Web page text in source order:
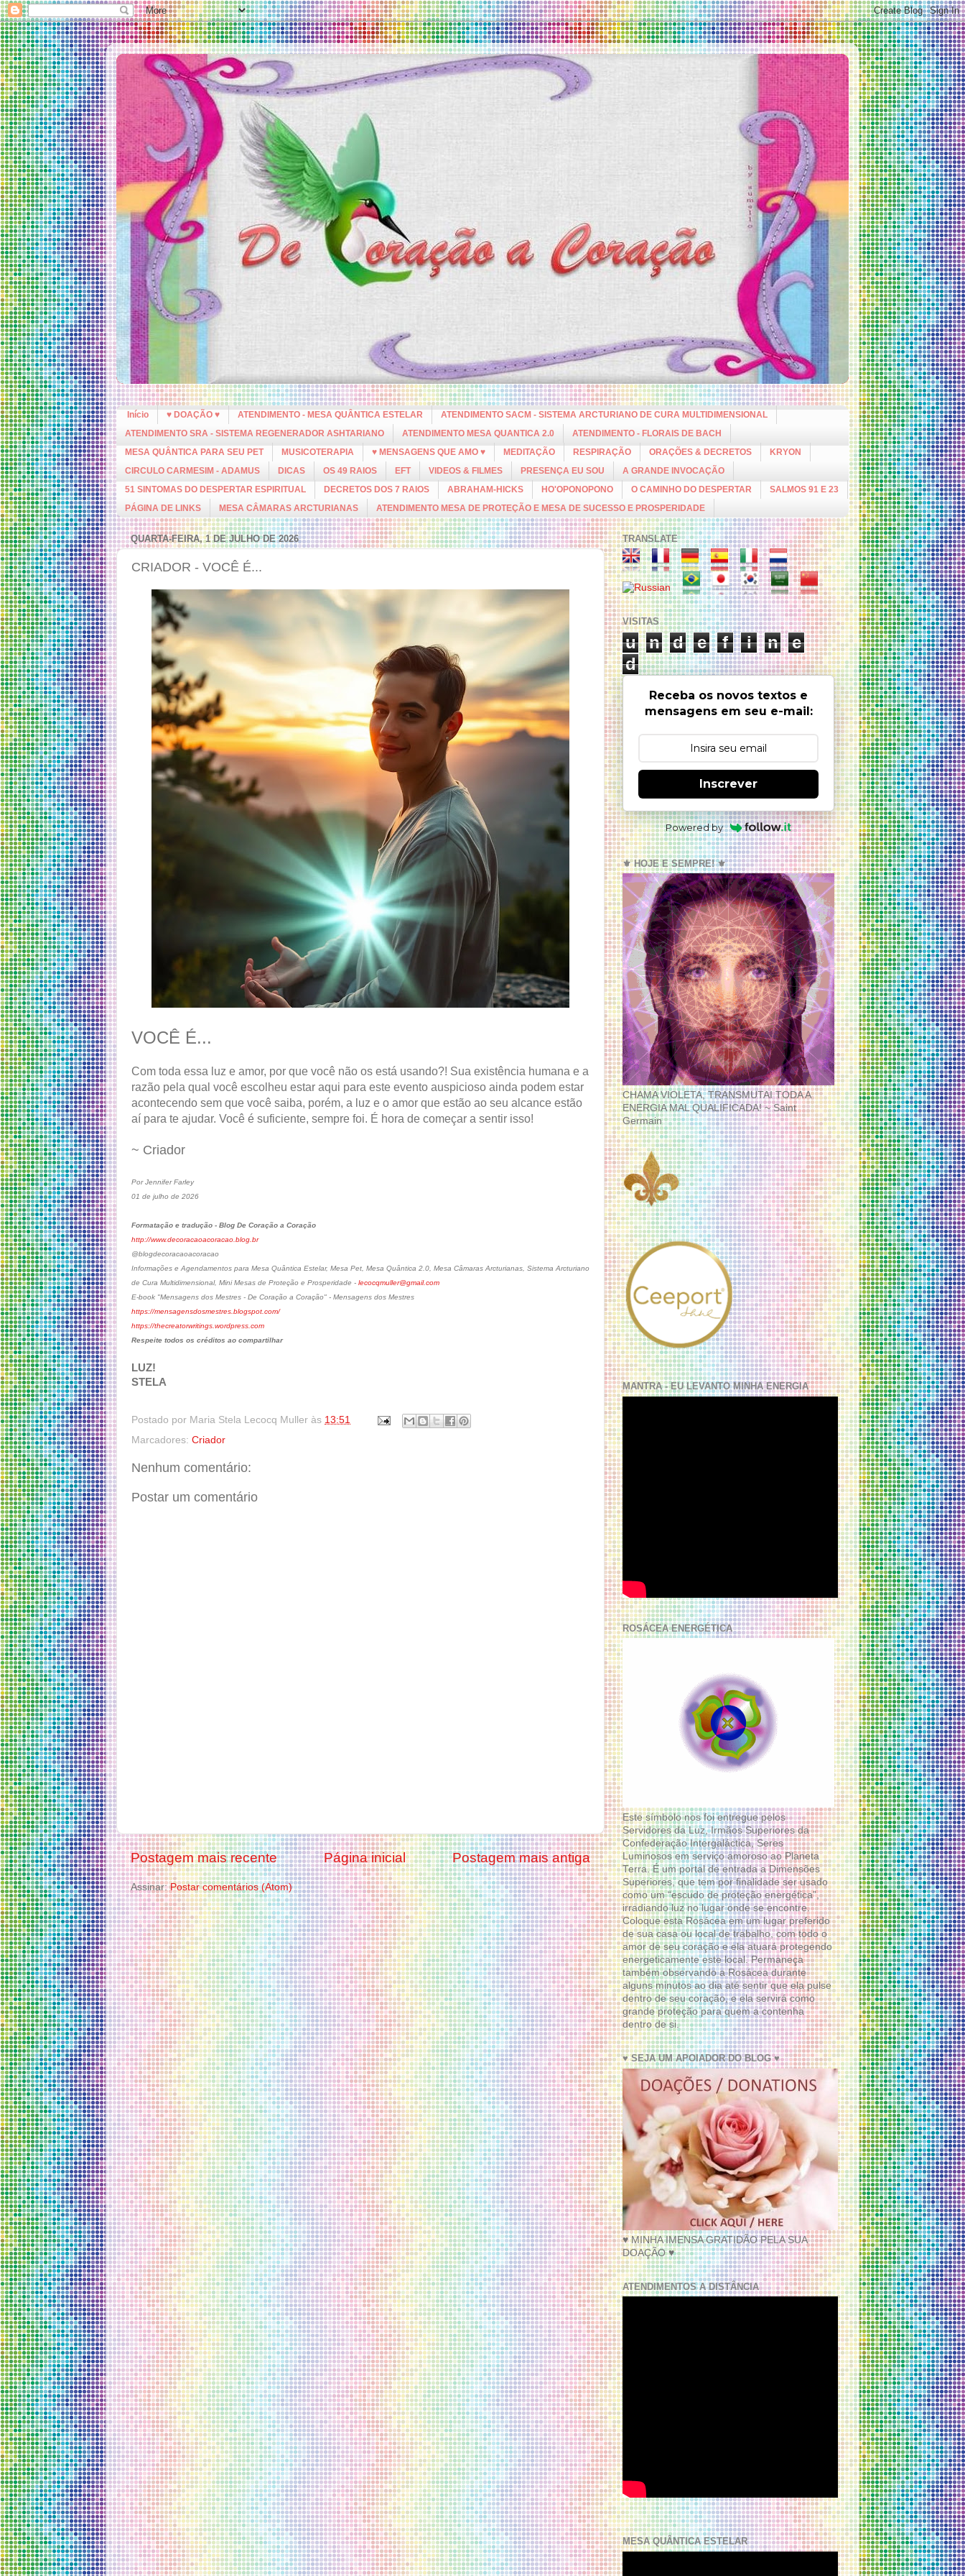
Início ♥ DOAÇÃO ♥ ATENDIMENTO - MESA QUÂNTICA ESTELAR
ATENDIMENTO SACM - SISTEMA ARCTURIANO DE CURA MULTIDIMENSIONAL
ATENDIMENTO SRA - SISTEMA REGENERADOR ASHTARIANO
ATENDIMENTO MESA QUANTICA 2.0
ATENDIMENTO - FLORAIS DE BACH
MESA QUÂNTICA PARA SEU PET
MUSICOTERAPIA ♥ MENSAGENS QUE AMO ♥ MEDITAÇÃO RESPIRAÇÃO ORAÇÕES & DECRETOS
KRYON
CIRCULO CARMESIM - ADAMUS
DICAS OS 49 RAIOS EFT VIDEOS & FILMES PRESENÇA EU SOU
A GRANDE INVOCAÇÃO
51 SINTOMAS DO DESPERTAR ESPIRITUAL
DECRETOS DOS 7 RAIOS ABRAHAM-HICKS HO'OPONOPONO O CAMINHO DO DESPERTAR
SALMOS 91 E 23
PÁGINA DE LINKS
MESA CÂMARAS ARCTURIANAS ATENDIMENTO MESA DE PROTEÇÃO E MESA DE SUCESSO E PROSPERIDADE
QUARTA-FEIRA, 1 DE JULHO DE 2026
CRIADOR - VOCÊ É...
VOCÊ É...
Com toda essa luz e amor, por que você não os está usando?! Sua existência humana e a
razão pela qual você escolheu estar aqui para este evento auspicioso ainda podem estar
acontecendo sem que você saiba, porém, a luz e o amor que estão ao seu alcance estão
aí para te ajudar. Você é suficiente, sempre foi. É hora de começar a sentir isso!
~ Criador
Por Jennifer Farley
01 de julho de 2026
Formatação e tradução - Blog De Coração a Coração
http://www.decoracaoacoracao.blog.br
@blogdecoracaoacoracao
Informações e Agendamentos para Mesa Quântica Estelar, Mesa Pet, Mesa Quântica 2.0, Mesa Câmaras Arcturianas, Sistema Arcturiano
de Cura Multidimensional, Mini Mesas de Proteção e Prosperidade - lecocqmuller@gmail.com
E-book "Mensagens dos Mestres - De Coração a Coração" - Mensagens dos Mestres
https://mensagensdosmestres.blogspot.com/
https://thecreatorwritings.wordpress.com
Respeite todos os créditos ao compartilhar
LUZ!
STELA
Postado por Maria Stela Lecocq Muller às 13:51
Marcadores: Criador
Nenhum comentário:
Postar um comentário
Postagem mais recente Postagem mais antiga
Página inicial
Assinar:Postar comentários (Atom)
TRANSLATE
VISITAS
u n d e f i n
e
d
Receba os novos textos e
mensagens em seu e-mail:
Inscrever
Powered by
⚜️ HOJE E SEMPRE! ⚜️
CHAMA VIOLETA, TRANSMUTAI TODA A
ENERGIA MAL QUALIFICADA! ~ Saint
Germain
MANTRA - EU LEVANTO MINHA ENERGIA
ROSÁCEA ENERGÉTICA
Este símbolo nos foi entregue pelos
Servidores da Luz, Irmãos Superiores da
Confederação Intergaláctica, Seres
Luminosos em serviço amoroso ao Planeta
Terra. É um portal de entrada a Dimensões
Superiores, que tem por finalidade ser usado
como um “escudo de proteção energética”,
irradiando luz no lugar onde se encontre.
Coloque esta Rosácea em um lugar preferido
de sua casa ou local de trabalho, com todo o
amor de seu coração e ela atuará protegendo
energeticamente este local. Permaneça
também observando a Rosácea durante
alguns minutos ao dia até sentir que ela pulse
dentro de seu coração, e ela servirá como
grande proteção para quem a contenha
dentro de si.
♥ SEJA UM APOIADOR DO BLOG ♥
♥ MINHA IMENSA GRATIDÃO PELA SUA
DOAÇÃO ♥
ATENDIMENTOS A DISTÂNCIA
MESA QUÂNTICA ESTELAR